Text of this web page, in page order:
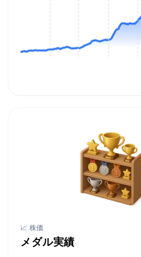
📈 株価
メダル実績